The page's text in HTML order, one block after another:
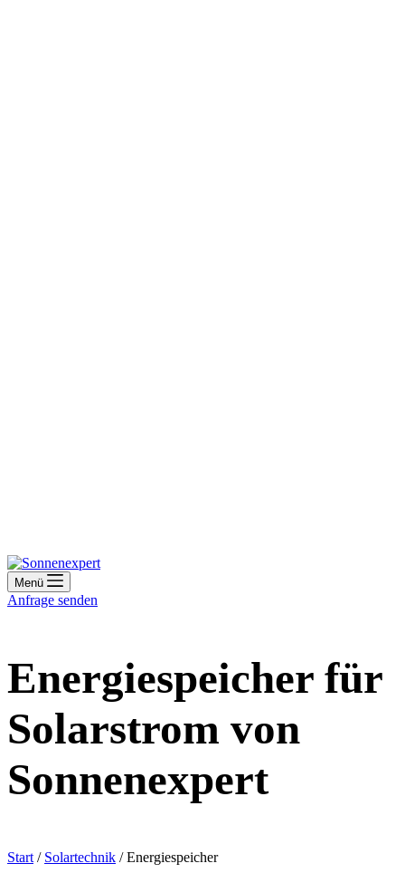
Menü
Anfrage senden
Energiespeicher für
Solarstrom von
Sonnenexpert
Start / Solartechnik /Energiespeicher